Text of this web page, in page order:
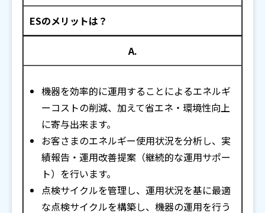
ESのメリットは？
A.
機器を効率的に運用することによるエネルギ
ーコストの削減、加えて省エネ・環境性向上
に寄与出来ます。
お客さまのエネルギー使用状況を分析し、実
績報告・運用改善提案（継続的な運用サポー
ト）を行います。
点検サイクルを管理し、運用状況を基に最適
な点検サイクルを構築し、機器の運用を行う